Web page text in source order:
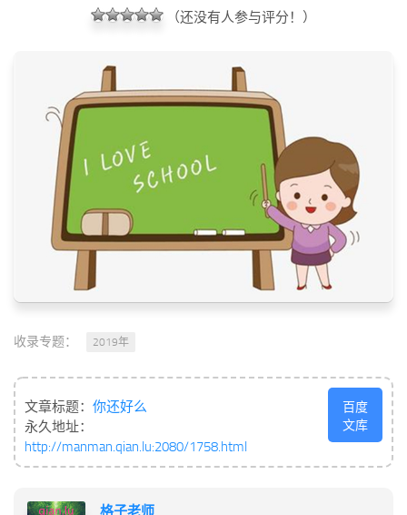
（还没有人参与评分！）
收录专题： 2019年
文章标题： 你还好么
永久地址：
http://manman.qian.lu:2080/1758.html
百度
文库
格子老师